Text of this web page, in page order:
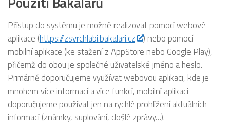
Přístup do systému je možné realizovat pomocí webové
aplikace (https://zsvrchlabi.bakalari.cz
) nebo pomocí
mobilní aplikace (ke stažení z AppStore nebo Google Play),
přičemž do obou je společné uživatelské jméno a heslo.
Primárně doporučujeme využívat webovou aplikaci, kde je
mnohem více informací a více funkcí, mobilní aplikaci
doporučujeme používat jen na rychlé prohlížení aktuálních
informací (známky, suplování, došlé zprávy…).